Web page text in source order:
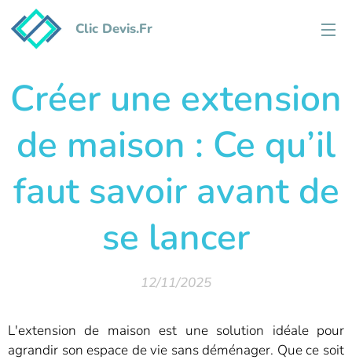
Clic Devis.Fr
Créer une extension
de maison : Ce qu’il
faut savoir avant de
se lancer
12/11/2025
L'extension de maison est une solution idéale pour
agrandir son espace de vie sans déménager. Que ce soit